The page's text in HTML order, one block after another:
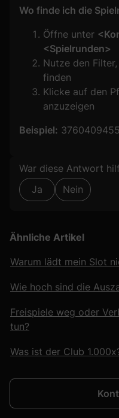
Wo finde ich die
Öffne unter
<Spielrunden>
Nutze den
finden
Klicke auf den
anzuzeigen
Beispiel:
Formular überspringen
War diese Antwort
Ja
Nein
Ähnliche Artikel
Warum lädt mein Slot
Wie hoch sind die
Freispiele weg oder
tun?
Was ist der Club